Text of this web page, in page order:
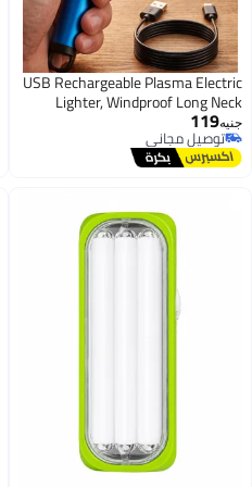
USB Rechargeable Plasma Electric
Lighter, Windproof Long Neck
Lighter for Kitchen, Candles, Gas
Stove, BBQ, and Camping
جنيه119
توصيل مجاني
توصيل مجاني